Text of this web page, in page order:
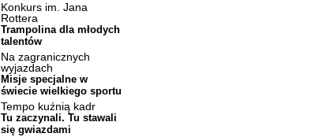
Konkurs im. Jana
Rottera
Trampolina dla młodych
talentów
Na zagranicznych
wyjazdach
Misje specjalne w
świecie wielkiego sportu
Tempo kuźnią kadr
Tu zaczynali. Tu stawali
się gwiazdami